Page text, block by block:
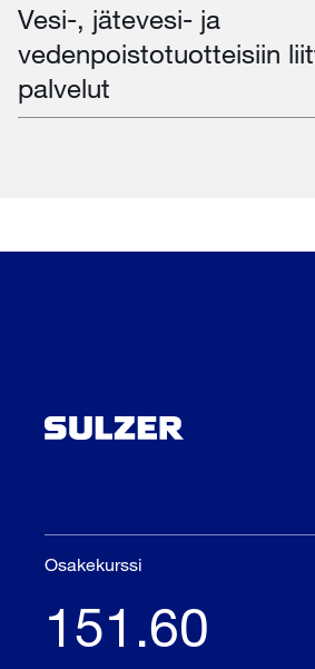
Vesi-, jätevesi- ja
vedenpoistotuotteisiin
palvelut
Osakekurssi
151.60